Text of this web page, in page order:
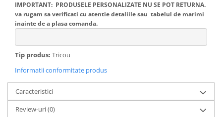
IMPORTANT: PRODUSELE PERSONALIZATE NU SE POT RETURNA.
va rugam sa verificati cu atentie detaliile sau tabelul de marimi
inainte de a plasa comanda.
Tip produs: Tricou
Informatii conformitate produs
Caracteristici
Review-uri(0)